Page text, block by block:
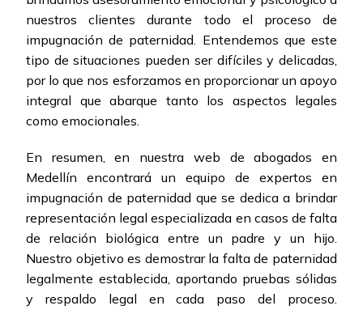
nuestros clientes durante todo el proceso de
impugnación de paternidad. Entendemos que este
tipo de situaciones pueden ser difíciles y delicadas,
por lo que nos esforzamos en proporcionar un apoyo
integral que abarque tanto los aspectos legales
como emocionales.
En resumen, en nuestra web de abogados en
Medellín encontrará un equipo de expertos en
impugnación de paternidad que se dedica a brindar
representación legal especializada en casos de falta
de relación biológica entre un padre y un hijo.
Nuestro objetivo es demostrar la falta de paternidad
legalmente establecida, aportando pruebas sólidas
y respaldo legal en cada paso del proceso.